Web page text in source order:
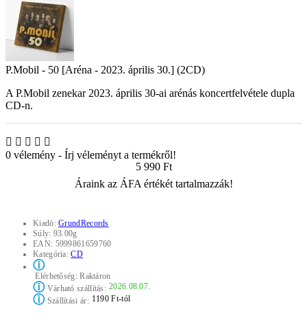
P.Mobil - 50 [Aréna - 2023. április 30.] (2CD)
A P.Mobil zenekar 2023. április 30-ai arénás koncertfelvétele dupla
CD-n.
0 vélemény - Írj véleményt a termékről!
5 990 Ft
Áraink az ÁFA értékét tartalmazzák!
Kiadó:GrundRecords
Súly: 93.00g
EAN: 5999861659760
Kategória:CD
ⓘ
Elérhetőség:Raktáron
ⓘVárható szállítás: 2026.08.07.
ⓘSzállítási ár: 1190 Ft-tól